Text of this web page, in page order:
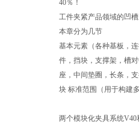
40％！
工件夹紧产品领域的凹
本章分为几节
基本元素（各种基板，
件，挡块，支撑架，槽
座，中间垫圈，长条，
块 标准范围（用于构建
两个模块化夹具系统V40